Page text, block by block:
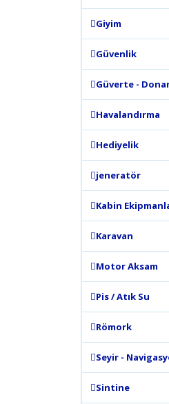
Giyim
Güvenlik
Güverte -
Havalandırma
Hediyelik
jeneratör
Kabin
Karavan
Motor Aksam
Pis / Atık Su
Römork
Seyir -
Sintine